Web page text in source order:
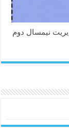
نیمسال دوم